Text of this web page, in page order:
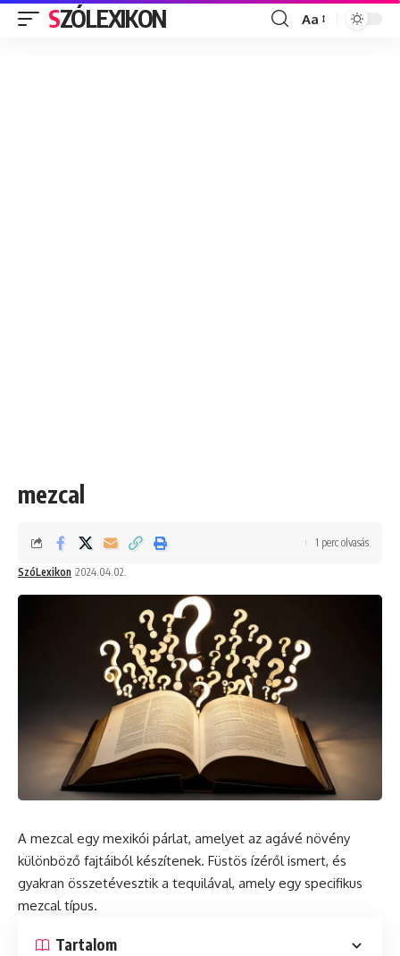
SZÓLEXIKON
Font
Aa
mezcal
SzóLexikon 2024.04.02.
1 perc olvasás
A mezcal egy mexikói párlat, amelyet az agávé növény
különböző fajtáiból készítenek. Füstös ízéről ismert, és
gyakran összetévesztik a tequilával, amely egy specifikus
mezcal típus.
Tartalom